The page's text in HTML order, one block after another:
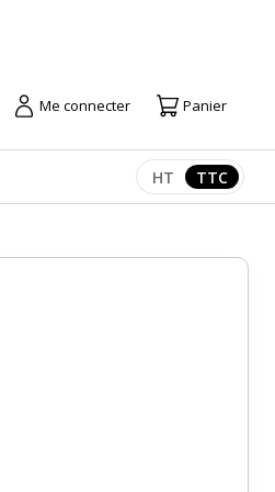
Me connecter Panier
Afficher les
HT TTC